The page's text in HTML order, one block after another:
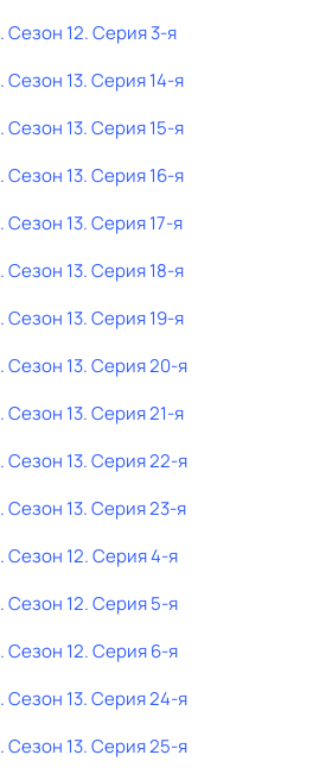
. Сезон 12. Серия 3-я
. Сезон 13. Серия 14-я
. Сезон 13. Серия 15-я
. Сезон 13. Серия 16-я
. Сезон 13. Серия 17-я
. Сезон 13. Серия 18-я
. Сезон 13. Серия 19-я
. Сезон 13. Серия 20-я
. Сезон 13. Серия 21-я
. Сезон 13. Серия 22-я
. Сезон 13. Серия 23-я
. Сезон 12. Серия 4-я
. Сезон 12. Серия 5-я
. Сезон 12. Серия 6-я
. Сезон 13. Серия 24-я
. Сезон 13. Серия 25-я